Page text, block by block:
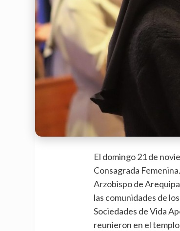
El domingo 21 de
Consagrada
Arzobispo de
las comunidades de
Sociedades de Vida
reunieron en el templo